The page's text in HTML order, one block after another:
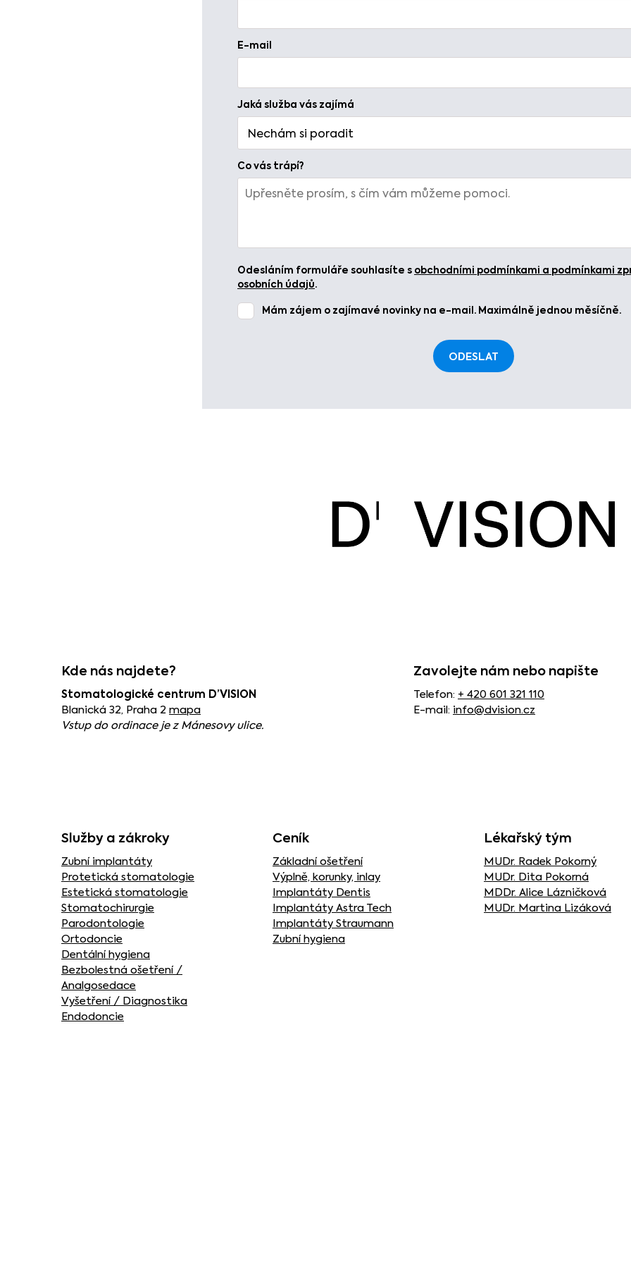
E-mail
Jaká služba vás zajímá
Co vás trápí?
Odesláním formuláře souhlasíte s obchodními podmínkami a podmínkami
osobních údajů.
Mám zájem o zajímavé novinky na e-mail. Maximálně jednou měsíčně.
Kde nás najdete?
Stomatologické centrum D’VISION
Blanická 32, Praha 2 mapa
Vstup do ordinace je z Mánesovy ulice.
Zavolejte nám nebo napište
Telefon: + 420 601 321 110
E-mail: info@dvision.cz
Služby a zákroky
Zubní implantáty
Protetická stomatologie
Estetická stomatologie
Stomatochirurgie
Parodontologie
Ortodoncie
Dentální hygiena
Bezbolestná ošetření /
Analgosedace
Vyšetření / Diagnostika
Endodoncie
Ceník
Základní ošetření
Výplně, korunky, inlay
Implantáty Dentis
Implantáty Astra Tech
Implantáty Straumann
Zubní hygiena
Lékařský tým
MUDr. Radek Pokorný
MUDr. Dita Pokorná
MDDr. Alice Lázničková
MUDr. Martina Lizáková